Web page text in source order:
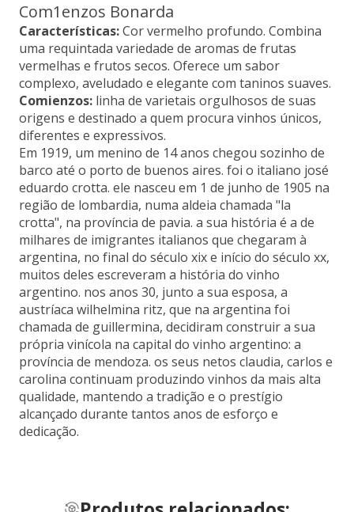
Com1enzos Bonarda
Características:Cor vermelho profundo. Combina
uma requintada variedade de aromas de frutas
vermelhas e frutos secos. Oferece um sabor
complexo, aveludado e elegante com taninos suaves.
Comienzos: linha de varietais orgulhosos de suas
origens e destinado a quem procura vinhos únicos,
diferentes e expressivos.
Em 1919, um menino de 14 anos chegou sozinho de
barco até o porto de buenos aires. foi o italiano josé
eduardo crotta. ele nasceu em 1 de junho de 1905 na
região de lombardia, numa aldeia chamada "la
crotta", na província de pavia. a sua história é a de
milhares de imigrantes italianos que chegaram à
argentina, no final do século xix e início do século xx,
muitos deles escreveram a história do vinho
argentino. nos anos 30, junto a sua esposa, a
austríaca wilhelmina ritz, que na argentina foi
chamada de guillermina, decidiram construir a sua
própria vinícola na capital do vinho argentino: a
província de mendoza. os seus netos claudia, carlos e
carolina continuam produzindo vinhos da mais alta
qualidade, mantendo a tradição e o prestígio
alcançado durante tantos anos de esforço e
dedicação.